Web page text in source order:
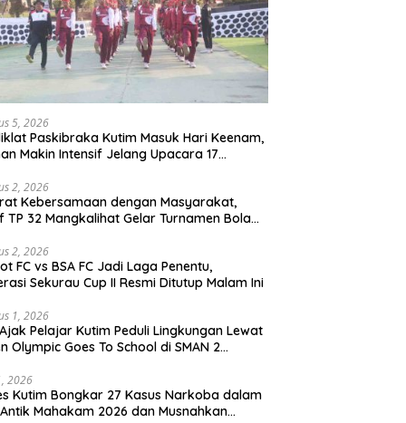
5, 2026
Paskibraka Kutim Masuk Hari Keenam,
Makin Intensif Jelang Upacara 17
2, 2026
Kebersamaan dengan Masyarakat,
TP 32 Mangkalihat Gelar Turnamen Bola
2, 2026
FC vs BSA FC Jadi Laga Penentu,
Sekurau Cup II Resmi Ditutup Malam Ini
1, 2026
Pelajar Kutim Peduli Lingkungan Lewat
Olympic Goes To School di SMAN 2
2026
Kutim Bongkar 27 Kasus Narkoba dalam
Mahakam 2026 dan Musnahkan